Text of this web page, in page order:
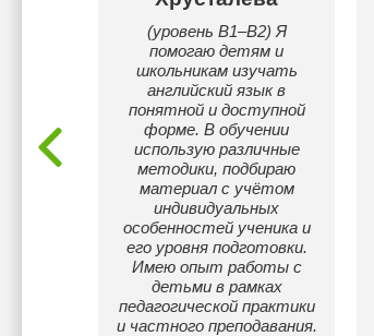
(уровень B1–B2) Я
помогаю детям и
школьникам изучать
английский язык в
понятной и доступной
форме. В обучении
использую различные
методики, подбираю
материал с учётом
индивидуальных
особенностей ученика и
его уровня подготовки.
Имею опыт работы с
детьми в рамках
педагогической практики
и частного преподавания.